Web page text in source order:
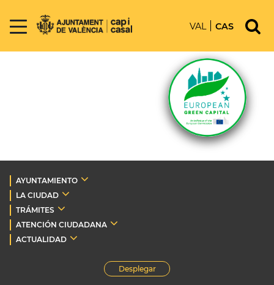
VAL CAS
AYUNTAMIENTO
LA CIUDAD
TRÁMITES
ATENCIÓN CIUDADANA
ACTUALIDAD
Desplegar